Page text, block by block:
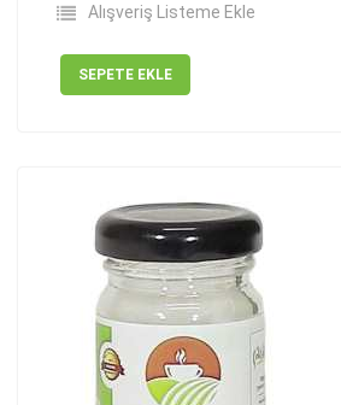
Alışveriş Listeme Ekle
SEPETE EKLE